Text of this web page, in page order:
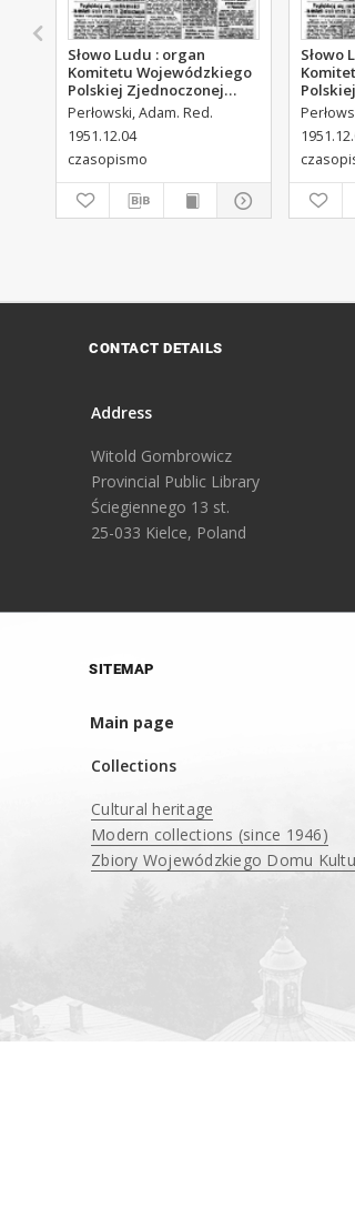
Słowo Ludu : organ
Komitetu Wojewódzkiego
Polskiej Zjednoczonej
Partii Robotniczej, 1951,
R.3, nr 313
Perłowski, Adam. Red.
1951.12.04
czasopismo
Słowo
Partii
R.3, nr
CONTACT DETAILS
Address
Witold Gombrowicz
Provincial Public Library
Ściegiennego 13 st.
25-033 Kielce, Poland
SITEMAP
Main page
Collections
Cultural heritage
Modern collections (since 1946)
Zbiory Wojewódzkiego Domu